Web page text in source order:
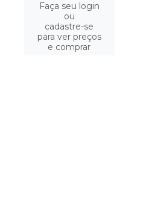
Faça seu login
ou
cadastre-se
para ver preços
e comprar